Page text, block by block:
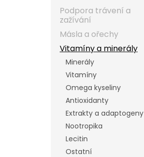
Podpora trávení a
zažívání
Másla a ořechy
Vitamíny a minerály
Minerály
Vitamíny
Omega kyseliny
Antioxidanty
Extrakty a adaptogeny
Nootropika
Lecitin
Ostatní